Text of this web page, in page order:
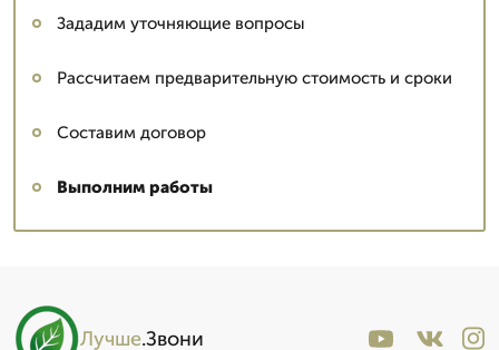
Зададим уточняющие вопросы
Рассчитаем предварительную стоимость и сроки
Составим договор
Выполним работы
Лучше.Звони